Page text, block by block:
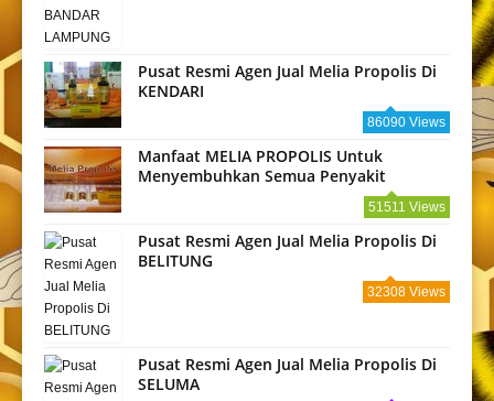
Pusat Resmi Agen Jual Melia Propolis Di
KENDARI
86090 Views
Manfaat MELIA PROPOLIS Untuk
Menyembuhkan Semua Penyakit
51511 Views
Pusat Resmi Agen Jual Melia Propolis Di
BELITUNG
32308 Views
Pusat Resmi Agen Jual Melia Propolis Di
SELUMA